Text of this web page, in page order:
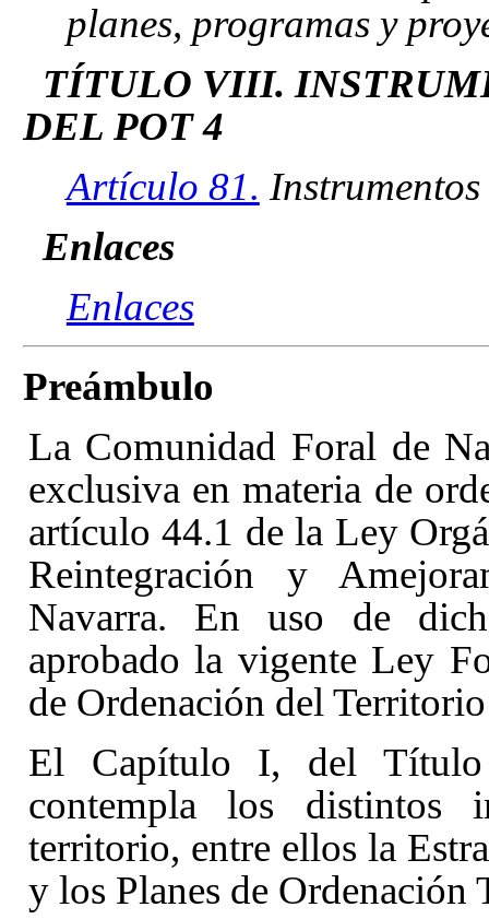
planes, programas y
TÍTULO VIII.
DEL POT 4
Artículo 81.
Enlaces
Enlaces
Preámbulo
La Comunidad Foral de
exclusiva en materia de
artículo 44.1 de la Ley
Reintegración y
Navarra. En uso de
aprobado la vigente Ley
de Ordenación del
El Capítulo I, del
contempla los distintos
territorio, entre ellos la
y los Planes de Ordenación